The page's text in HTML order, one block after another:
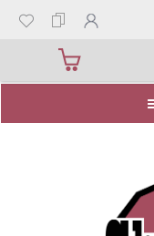
Каталог товаров